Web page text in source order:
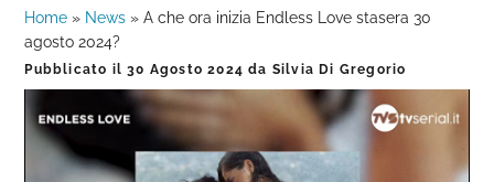
Home » News »A che ora inizia Endless Love stasera 30
agosto 2024?
Pubblicato il30 Agosto 2024 da Silvia Di Gregorio